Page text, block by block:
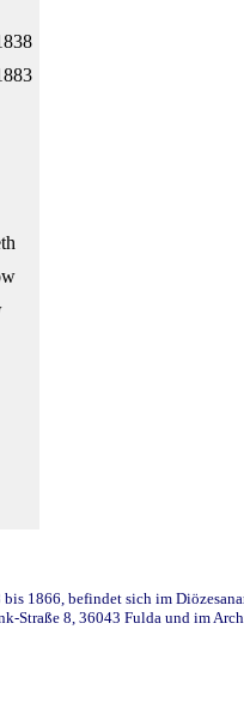
1866, befindet sich im
Straße 8, 36043 Fulda und im